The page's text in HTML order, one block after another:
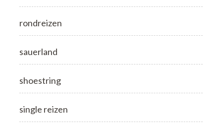
rondreizen
sauerland
shoestring
single reizen